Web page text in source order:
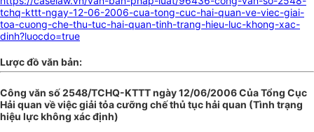
tchq-kttt-ngay-12-06-2006-cua-tong-cuc-hai-quan-ve-viec-giai-
toa-cuong-che-thu-tuc-hai-quan-tinh-trang-hieu-luc-khong-xac-
dinh?luocdo=true
Lược đồ văn bản:
Công văn số 2548/TCHQ-KTTT ngày 12/06/2006 Của Tổng Cục
Hải quan về việc giải tỏa cưỡng chế thủ tục hải quan (Tình trạng
hiệu lực không xác định)